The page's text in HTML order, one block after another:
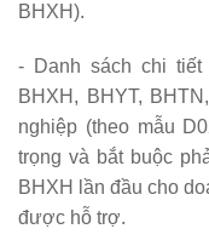
BHXH).
- Danh sách chi
BHXH, BHYT,
nghiệp (theo mẫu
trọng và bắt buộc
BHXH lần đầu cho
được hỗ trợ.